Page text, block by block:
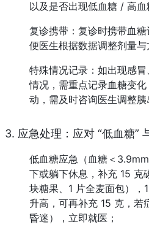
以及是否出现低血糖 / 高血
复诊携带：复诊时携带血
便医生根据数据调整剂量与
特殊情况记录：如出现感
情况，需重点记录血糖变
动，需及时咨询医生调整胰
3. 应急处理：应对 “低血糖”
低血糖应急（血糖＜
下或躺下休息，补充 15 克
块糖果、1 片全麦面包），
升高，可再补充 15 克，若
昏迷），立即就医；